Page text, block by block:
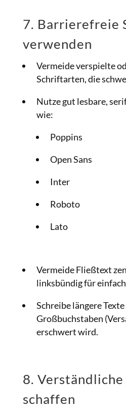
7. Barrierefreie
verwenden
Vermeide verspielte
Schriftarten, die
Nutze gut lesbare,
wie:
Poppins
Open Sans
Inter
Roboto
Lato
Vermeide Fließtext
linksbündig für
Schreibe längere
Großbuchstaben
erschwert wird.
8.
schaffen